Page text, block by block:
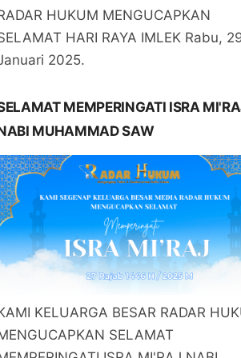
HUKUM MENGUCAPKAN
HARI RAYA IMLEK Rabu,
2025.
MEMPERINGATI ISRA
MUHAMMAD SAW
KELUARGA BESAR RADAR
SELAMAT